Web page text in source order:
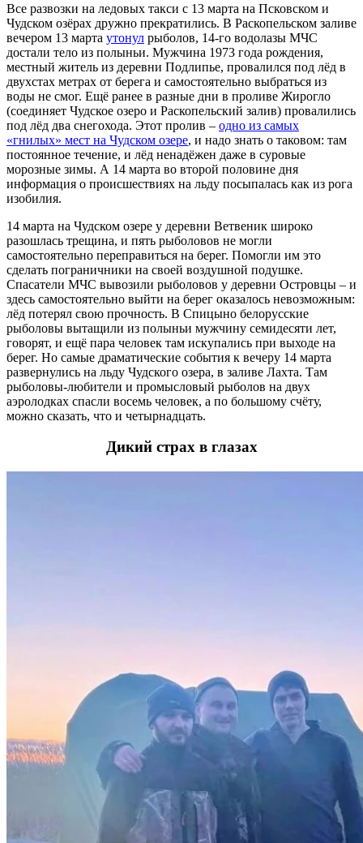
Все развозки на ледовых такси с 13 марта на Псковском и
Чудском озёрах дружно прекратились. В Раскопельском заливе
вечером 13 марта утонул рыболов, 14-го водолазы МЧС
достали тело из полыньи. Мужчина 1973 года рождения,
местный житель из деревни Подлипье, провалился под лёд в
двухстах метрах от берега и самостоятельно выбраться из
воды не смог. Ещё ранее в разные дни в проливе Жирогло
(соединяет Чудское озеро и Раскопельский залив) провалились
под лёд два снегохода. Этот пролив – одно из самых
«гнилых» мест на Чудском озере, и надо знать о таковом: там
постоянное течение, и лёд ненадёжен даже в суровые
морозные зимы. А 14 марта во второй половине дня
информация о происшествиях на льду посыпалась как из рога
изобилия.
14 марта на Чудском озере у деревни Ветвеник широко
разошлась трещина, и пять рыболовов не могли
самостоятельно переправиться на берег. Помогли им это
сделать пограничники на своей воздушной подушке.
Спасатели МЧС вывозили рыболовов у деревни Островцы – и
здесь самостоятельно выйти на берег оказалось невозможным:
лёд потерял свою прочность. В Спицыно белорусские
рыболовы вытащили из полыньи мужчину семидесяти лет,
говорят, и ещё пара человек там искупались при выходе на
берег. Но самые драматические события к вечеру 14 марта
развернулись на льду Чудского озера, в заливе Лахта. Там
рыболовы-любители и промысловый рыболов на двух
аэролодках спасли восемь человек, а по большому счёту,
можно сказать, что и четырнадцать.
Дикий страх в глазах